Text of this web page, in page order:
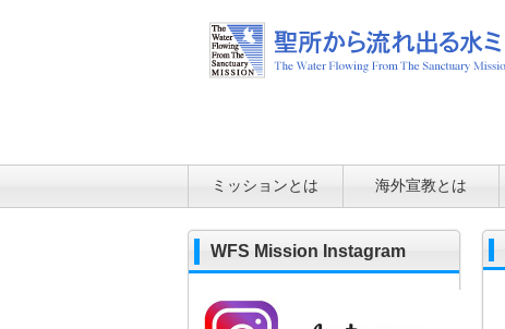
ミッションとは 海外宣教とは
WFS Mission Instagram